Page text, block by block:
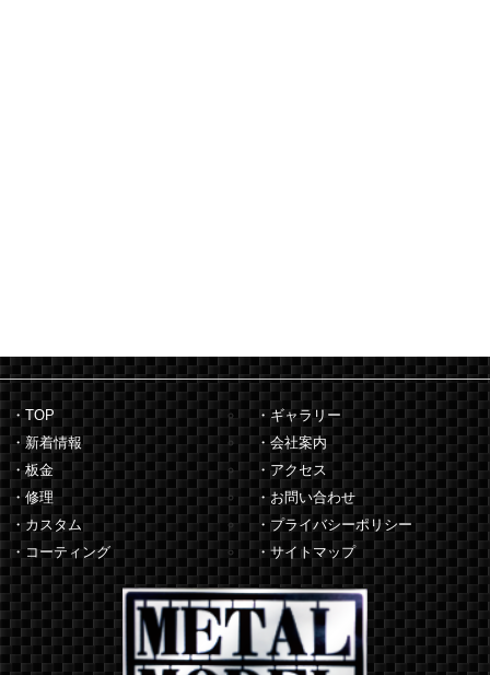
・ギャラリー
・会社案内
・アクセス
・お問い合わせ
・プライバシーポリシー
・サイトマップ
・TOP
・新着情報
・板金
・修理
・カスタム
・コーティング